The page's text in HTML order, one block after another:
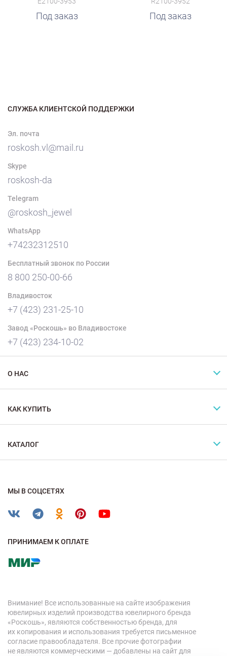
Под заказ Под заказ
СЛУЖБА КЛИЕНТСКОЙ ПОДДЕРЖКИ
Эл. почта
roskosh.vl@mail.ru
Skype
roskosh-da
Telegram
@roskosh_jewel
WhatsApp
+74232312510
Бесплатный звонок по России
8 800 250-00-66
Владивосток
+7 (423) 231-25-10
Завод «Роскошь» во Владивостоке
+7 (423) 234-10-02
О НАС
КАК КУПИТЬ
КАТАЛОГ
МЫ В СОЦСЕТЯХ
ПРИНИМАЕМ К ОПЛАТЕ
Внимание! Все использованные на сайте изображения
ювелирных изделий производства ювелирного бренда
«Роскошь», являются собственностью бренда, для
их копирования и использования требуется письменное
согласие правообладателя. Все прочие фотографии
не являются коммерческими — добавлены на сайт для